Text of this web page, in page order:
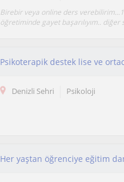
Birebir veya online ders
öğretiminde gayet başarılıyım.. diğer
Psikoterapik destek lise ve
Denizli Sehri Psikoloji
Her yaştan öğrenciye eğitim